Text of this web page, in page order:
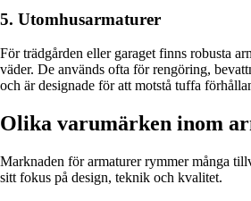
5. Utomhusarmaturer
För trädgården eller garaget finns robusta
väder. De används ofta för rengöring,
och är designade för att motstå tuffa
Olika varumärken inom
Marknaden för armaturer rymmer många
sitt fokus på design, teknik och kvalitet.